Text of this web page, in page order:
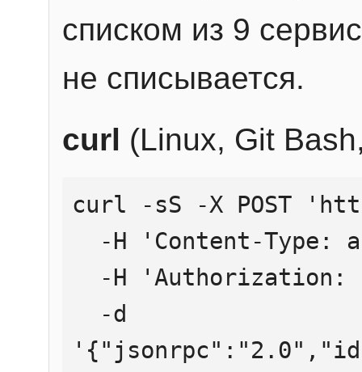
списком из 9
не списывается.
curl (Linux, Git
curl -sS -X POST